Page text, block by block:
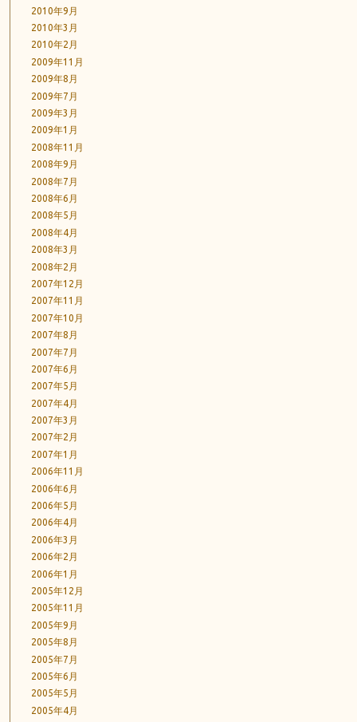
2010年9月
2010年3月
2010年2月
2009年11月
2009年8月
2009年7月
2009年3月
2009年1月
2008年11月
2008年9月
2008年7月
2008年6月
2008年5月
2008年4月
2008年3月
2008年2月
2007年12月
2007年11月
2007年10月
2007年8月
2007年7月
2007年6月
2007年5月
2007年4月
2007年3月
2007年2月
2007年1月
2006年11月
2006年6月
2006年5月
2006年4月
2006年3月
2006年2月
2006年1月
2005年12月
2005年11月
2005年9月
2005年8月
2005年7月
2005年6月
2005年5月
2005年4月